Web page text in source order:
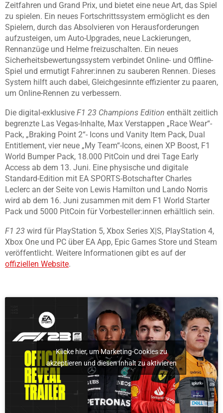
Zeitfahren und Grand Prix, und bietet eine neue Art, das Spiel
zu spielen. Ein neues Fortschrittssystem ermöglicht es den
Spielern, durch das Absolvieren von Herausforderungen
aufzusteigen, um Auto-Upgrades, neue Lackierungen,
Rennanzüge und Helme freizuschalten. Ein neues
Sicherheitsbewertungssystem verbindet Online- und Offline-
Spiel und ermutigt Fahrer:innen zu sauberen Rennen. Dieses
System hilft auch dabei, Gleichgesinnte effizienter zu paaren,
um Online-Rennen zu verbessern.
Die digital-exklusive F1 23 Champions Edition enthält zeitlich
begrenzte Las Vegas-Inhalte, Max Verstappen „Race Wear“-
Pack, „Braking Point 2“- Icons und Vanity Item Pack, Dual
Entitlement, vier neue „My Team“-Icons, einen XP Boost, F1
World Bumper Pack, 18.000 PitCoin und drei Tage Early
Access ab dem 13. Juni. Eine physische und digitale
Standard-Edition mit EA SPORTS-Botschafter Charles
Leclerc an der Seite von Lewis Hamilton und Lando Norris
wird ab dem 16. Juni zusammen mit dem F1 World Starter
Pack und 5000 PitCoin für Vorbesteller:innen erhältlich sein.
F1 23 wird für PlayStation 5, Xbox Series X|S, PlayStation 4,
Xbox One und PC über EA App, Epic Games Store und Steam
veröffentlicht. Weitere Informationen gibt es auf der
offiziellen Website.
Klicke hier, um Marketing-Cookies zu
akzeptieren und diesen Inhalt zu aktivieren